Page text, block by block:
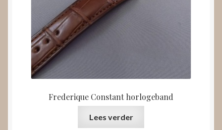
Frederique Constant horlogeband
Lees verder